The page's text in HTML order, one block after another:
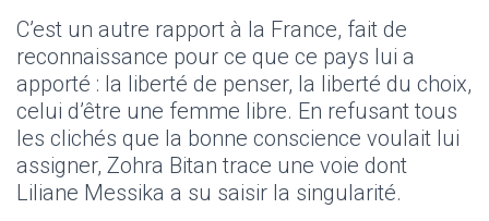
C’est un autre rapport à la France, fait de
reconnaissance pour ce que ce pays lui a
apporté : la liberté de penser, la liberté du choix,
celui d’être une femme libre. En refusant tous
les clichés que la bonne conscience voulait lui
assigner, Zohra Bitan trace une voie dont
Liliane Messika a su saisir la singularité.